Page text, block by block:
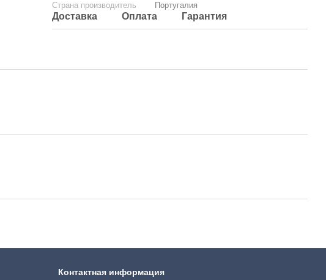
Страна производитель
Португалия
Доставка Оплата Гарантия
Контактная информация